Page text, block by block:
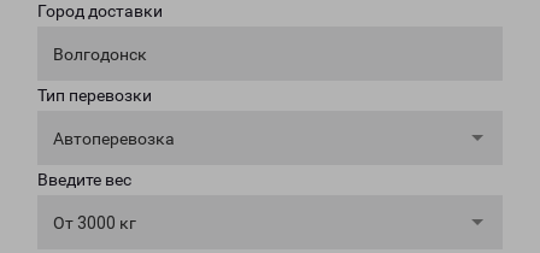
Город доставки
Волгодонск
Тип перевозки
Автоперевозка
Введите вес
От 3000 кг